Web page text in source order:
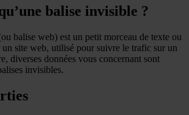
balise invisible ?
balise web) est un petit morceau de texte ou
site web, utilisé pour suivre le trafic sur un
diverses données vous concernant sont
invisibles.